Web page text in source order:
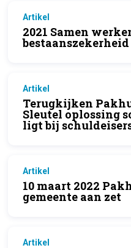
Artikel
2021 Samen
bestaanszekerheid
Artikel
Terugkijken
Sleutel oplossing
ligt bij
Artikel
10 maart 2022
gemeente aan zet
Artikel